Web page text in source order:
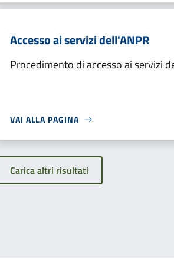
Accesso ai servizi dell'ANPR
Procedimento di accesso ai servizi
VAI ALLA PAGINA
Carica altri risultati